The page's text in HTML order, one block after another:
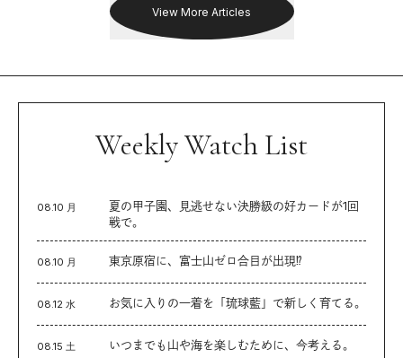
View More Articles
Weekly Watch List
08.10 月
夏の甲子園、見逃せない決勝級の好カードが1回
戦で。
08.10 月 東京原宿に、富士山ゼロ合目が出現⁉︎
08.12 水 お気に入りの一着を「琉球藍」で新しく育てる。
08.15 土 いつまでも山や海を楽しむために、今考える。